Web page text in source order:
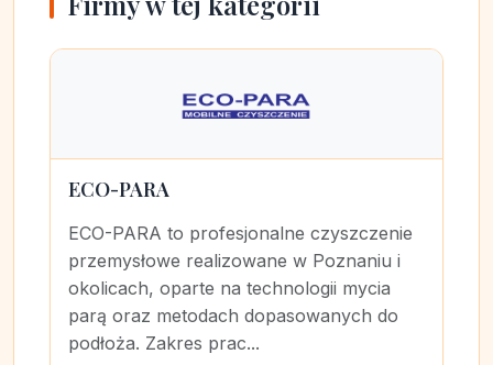
ECO-PARA
ECO-PARA to profesjonalne czyszczenie
przemysłowe realizowane w Poznaniu i
okolicach, oparte na technologii mycia
parą oraz metodach dopasowanych do
podłoża. Zakres prac...